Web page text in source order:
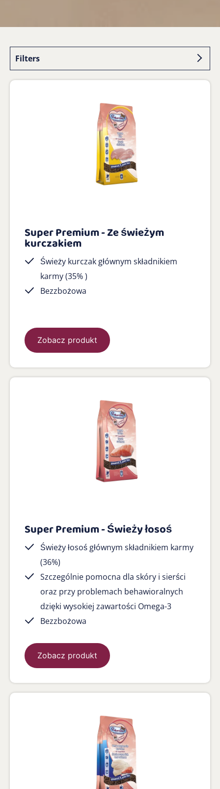
Filters
Super Premium - Ze świeżym
kurczakiem
Świeży kurczak głównym składnikiem
karmy (35% )
Bezzbożowa
Zobacz produkt
Super Premium - Świeży łosoś
Świeży łosoś głównym składnikiem karmy
(36%)
Szczególnie pomocna dla skóry i sierści
oraz przy problemach behawioralnych
dzięki wysokiej zawartości Omega-3
Bezzbożowa
Zobacz produkt